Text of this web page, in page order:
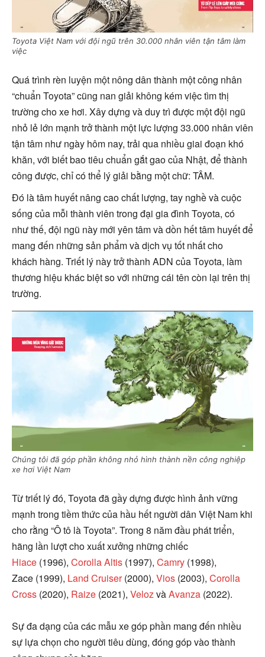
Toyota Việt Nam với đội ngũ trên 30.000 nhân viên tận tâm làm
việc
Quá trình rèn luyện một nông dân thành một công nhân
“chuẩn Toyota” cũng nan giải không kém việc tìm thị
trường cho xe hơi. Xây dựng và duy trì được một đội ngũ
nhỏ lẻ lớn mạnh trở thành một lực lượng 33.000 nhân viên
tận tâm như ngày hôm nay, trải qua nhiều giai đoạn khó
khăn, với biết bao tiêu chuẩn gắt gao của Nhật, để thành
công được, chỉ có thể lý giải bằng một chữ: TÂM.
Đó là tâm huyết nâng cao chất lượng, tay nghề và cuộc
sống của mỗi thành viên trong đại gia đình Toyota, có
như thế, đội ngũ này mới yên tâm và dồn hết tâm huyết để
mang đến những sản phẩm và dịch vụ tốt nhất cho
khách hàng. Triết lý này trở thành ADN của Toyota, làm
thương hiệu khác biệt so với những cái tên còn lại trên thị
trường.
Chúng tôi đã góp phần không nhỏ hình thành nền công nghiệp
xe hơi Việt Nam
Từ triết lý đó, Toyota đã gầy dựng được hình ảnh vững
mạnh trong tiềm thức của hầu hết người dân Việt Nam khi
cho rằng “Ô tô là Toyota”. Trong 8 năm đầu phát triển,
hãng lần lượt cho xuất xưởng những chiếc
Hiace (1996), Corolla Altis (1997), Camry (1998),
Zace (1999), Land Cruiser(2000), Vios (2003), Corolla
Cross (2020), Raize (2021), VelozvàAvanza (2022).
Sự đa dạng của các mẫu xe góp phần mang đến nhiều
sự lựa chọn cho người tiêu dùng, đóng góp vào thành